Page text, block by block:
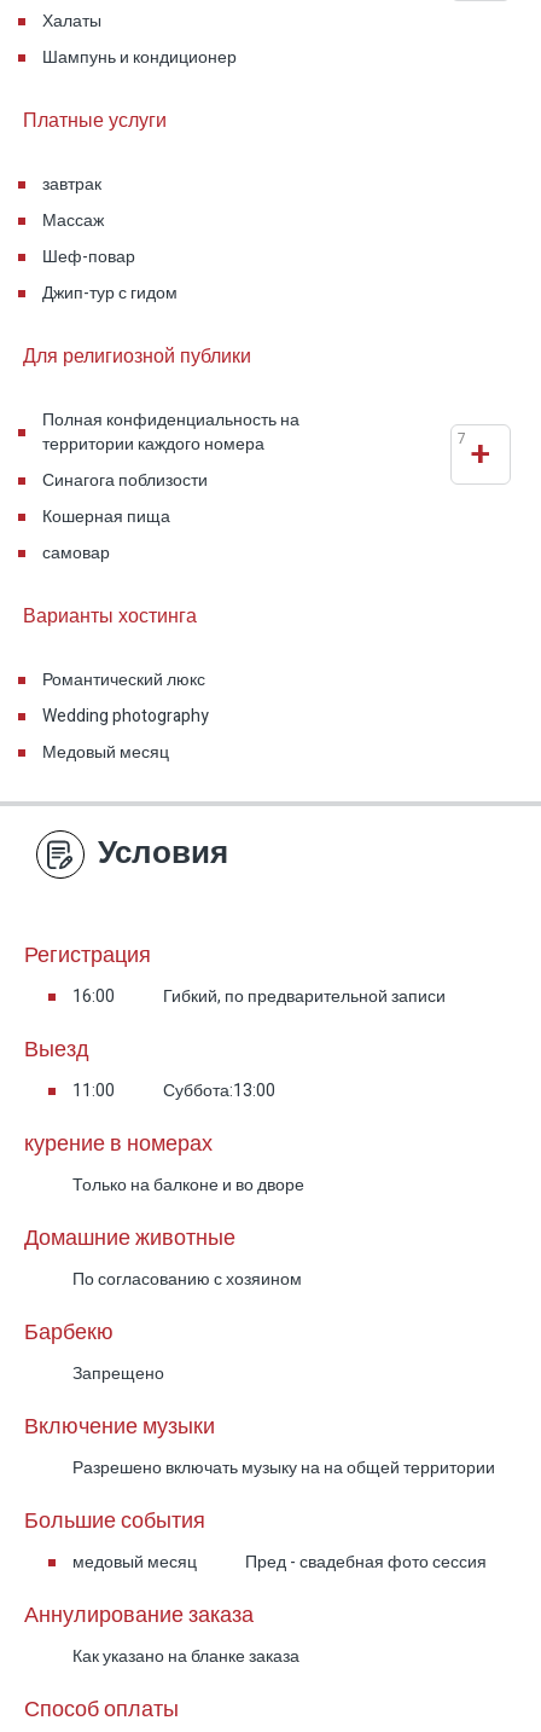
Халаты
Шампунь и кондиционер
Платные услуги
завтрак
Массаж
Шеф-повар
Джип-тур с гидом
Для религиозной публики
Полная конфиденциальность на
территории каждого номера
Синагога поблизости
Кошерная пища
самовар
+
7
Варианты хостинга
Романтический люкс
Wedding photography
Медовый месяц
Условия
Регистрация
16:00 Гибкий, по предварительной записи
Выезд
11:00 Суббота:13:00
курение в номерах
Только на балконе и во дворе
Домашние животные
По согласованию с хозяином
Барбекю
Запрещено
Включение музыки
Разрешено включать музыку на на общей территории
Большие события
медовый месяц Пред - свадебная фото сессия
Аннулирование заказа
Как указано на бланке заказа
Способ оплаты